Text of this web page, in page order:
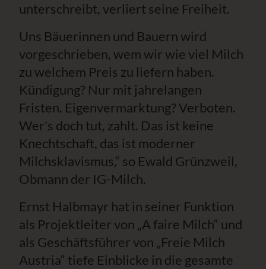
unterschreibt, verliert seine Freiheit.
Uns Bäuerinnen und Bauern wird
vorgeschrieben, wem wir wie viel Milch
zu welchem Preis zu liefern haben.
Kündigung? Nur mit jahrelangen
Fristen. Eigenvermarktung? Verboten.
Wer's doch tut, zahlt. Das ist keine
Knechtschaft, das ist moderner
Milchsklavismus,“ so Ewald Grünzweil,
Obmann der IG-Milch.
Ernst Halbmayr hat in seiner Funktion
als Projektleiter von „A faire Milch“ und
als Geschäftsführer von „Freie Milch
Austria“ tiefe Einblicke in die gesamte